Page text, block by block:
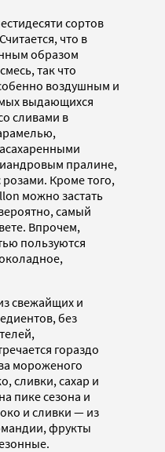
сортов
что в
образом
так что
воздушным и
выдающихся
сливами в
пралине,
Кроме того,
можно застать
самый
Впрочем,
пользуются
свежайщих и
без
гораздо
мороженого
сливки, сахар и
пике сезона и
и сливки — из
фрукты